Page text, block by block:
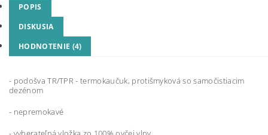
POPIS
DISKUSIA
HODNOTENIE (4)
- podošva TR/TPR - termokaučuk, protišmyková so samočistiacim
dezénom
- nepremokavé